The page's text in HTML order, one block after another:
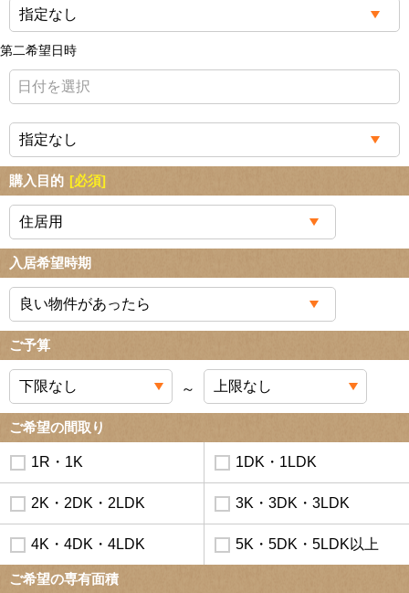
第二希望日時
購入目的 [必須]
入居希望時期
ご予算
～
ご希望の間取り
1R・1K 1DK・1LDK
2K・2DK・2LDK 3K・3DK・3LDK
4K・4DK・4LDK 5K・5DK・5LDK以上
ご希望の専有面積